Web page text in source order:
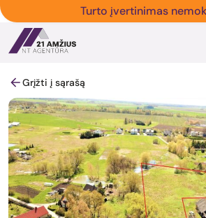
Turto įvertinimas
Grįžti į sąrašą